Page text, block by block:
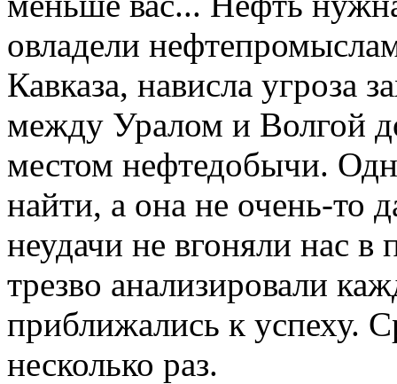
овладели
Кавказа, нависла угроза
между Уралом и Волгой
местом нефтедобычи.
найти, а она не очень-то
неудачи не вгоняли нас
трезво анализировали
приближались к успеху.
несколько раз.